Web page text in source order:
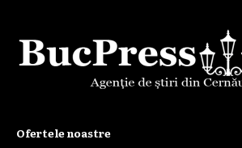
Ofertele noastre